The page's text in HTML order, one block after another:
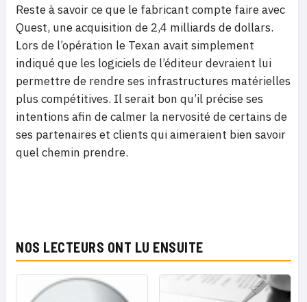
Reste à savoir ce que le fabricant compte faire avec
Quest, une acquisition de 2,4 milliards de dollars.
Lors de l’opération le Texan avait simplement
indiqué que les logiciels de l’éditeur devraient lui
permettre de rendre ses infrastructures matérielles
plus compétitives. Il serait bon qu’il précise ses
intentions afin de calmer la nervosité de certains de
ses partenaires et clients qui aimeraient bien savoir
quel chemin prendre.
NOS LECTEURS ONT LU ENSUITE